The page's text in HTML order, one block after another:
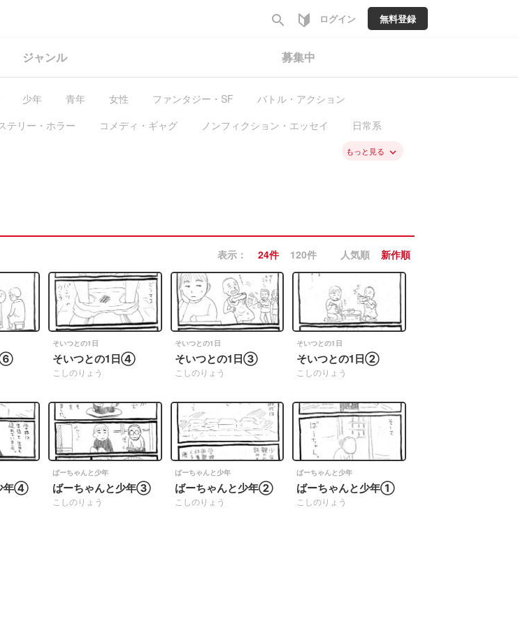
search ログイン 無料登録
ジャンル 募集中
少年 青年 女性 ファンタジー・SF
バトル・アクション
テリー・ホラー コメディ・ギャグ ノンフィクション・エッセイ
日常系
もっと見る keyboard_arrow_down
表示： 24件 120件 人気順 新作順
⑥
そいつとの1日
そいつとの1日④
こしのりょう
そいつとの1日
そいつとの1日③
こしのりょう
そいつとの1日
そいつとの1日②
こしのりょう
年④
ばーちゃんと少年
ばーちゃんと少年③
こしのりょう
ばーちゃんと少年
ばーちゃんと少年②
こしのりょう
ばーちゃんと少年
ばーちゃんと少年①
こしのりょう